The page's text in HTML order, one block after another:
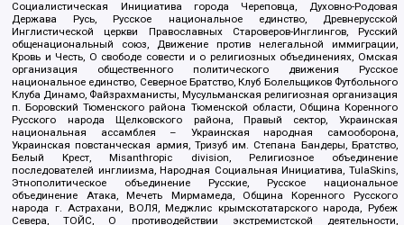
Социалистическая Инициатива города Череповца, Духовно-Родовая
Держава Русь, Русское национальное единство, Древнерусской
Инглистической церкви Православных Староверов-Инглингов, Русский
общенациональный союз, Движение против нелегальной иммиграции,
Кровь и Честь, О свободе совести и о религиозных объединениях, Омская
организация общественного политического движения Русское
национальное единство, Северное Братство, Клуб Болельщиков Футбольного
Клуба Динамо, Файзрахманисты, Мусульманская религиозная организация
п. Боровский Тюменского района Тюменской области, Община Коренного
Русского народа Щелковского района, Правый сектор, Украинская
национальная ассамблея – Украинская народная самооборона,
Украинская повстанческая армия, Тризуб им. Степана Бандеры, Братство,
Белый Крест, Misanthropic division, Религиозное объединение
последователей инглиизма, Народная Социальная Инициатива, TulaSkins,
Этнополитическое объединение Русские, Русское национальное
объединение Атака, Мечеть Мирмамеда, Община Коренного Русского
народа г. Астрахани, ВОЛЯ, Меджлис крымскотатарского народа, Рубеж
Севера, ТОЙС, О противодействии экстремистской деятельности,